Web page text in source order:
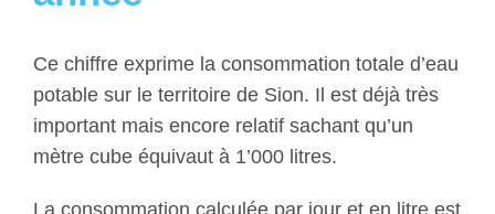
Ce chiffre exprime la consommation totale d’eau
potable sur le territoire de Sion. Il est déjà très
important mais encore relatif sachant qu’un
mètre cube équivaut à 1’000 litres.
La consommation calculée par jour et en litre est